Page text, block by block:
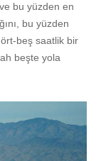
bu yüzden en
bu yüzden
beş saatlik bir
beşte yola